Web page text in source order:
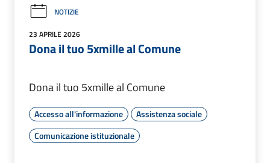
NOTIZIE
23 APRILE 2026
Dona il tuo 5xmille al Comune
Dona il tuo 5xmille al Comune
Accesso all'informazione
Assistenza sociale
Comunicazione istituzionale